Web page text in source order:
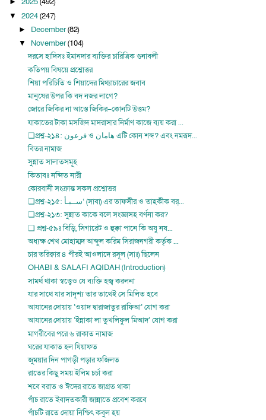
▼ 2024(247)
► December(82)
▼ November(104)
দরসে হাদিসঃ ইমানদার ব্যক্তির চারিত্রিক গুনাবলী
কতিপয় বিষয়ে প্রশ্নোত্তর
শিয়া পরিচিতি ও শিয়াদের মিথ্যাচারের জবাব
মানুষের উপর কি বদ নজর লাগে?
জোরে জিকির না আস্তে জিকির–কোনটি উত্তম?
যাকাতের টাকা মসজিদ মাদরাসার নির্মাণ কাজে ব্যয় করা ...
❏প্রশ্ন-২১৪: فرعون ও هامان এটি কোন শব্দ? এবং নমরূদ...
বিতর নামাজ
সুন্নাত সালাতসমূহ
কিতাবঃ নন্দিত নারী
কোরবানী সংক্রান্ত সকল প্রশ্নোত্তর
❏প্রশ্ন-২১৫: ســبـأ‘ (সাবা) এর তাফসীর ও তাহকীক বর্...
❏প্রশ্ন-২১৩: সুন্নাত কাকে বলে সংজ্ঞাসহ বর্ণনা কর?
❏ প্রশ্ন-৫৯ঃ বিড়ি, সিগারেট ও হুক্কা পানে কি অযু নষ...
অধ্যক্ষ শেখ মোহাম্মদ আব্দুল করিম সিরাজনগরী কর্তৃক ...
চার তরিক্বার ৪ পীরই আওলাদে রসূল (সাঃ) ছিলেন
OHABI & SALAFI AQIDAH (Introduction)
সামর্থ থাকা স্বত্ত্বেও যে ব্যক্তি হজ্ব করলনা
যার সাথে যার সাদৃশ্য তার তাথেই সে মিলিত হবে
আযানের দোয়ায় ‘ওয়াদ দ্বারাজাতুর রাফিআ’ যোগ করা
আযানের দোয়ায় ‘ইন্নাকা লা তুখলিফুল মিআদ’ যোগ করা
মাগরীবের পরে ৬ রাকাত নামাজ
ঘরের যাকাত হল যিয়াফত
জুময়ার দিন পাগড়ী পড়ার ফজিলত
রাতের কিছু সময় ইলিম চর্চা করা
শবে বরাত ও ঈদের রাতে জাগ্রত থাকা
পাঁচ রাতে ইবাদতকারী জান্নাতে প্রবেশ করবে
পাঁচটি রাতে দোয়া নিশ্চিৎ কবুল হয়